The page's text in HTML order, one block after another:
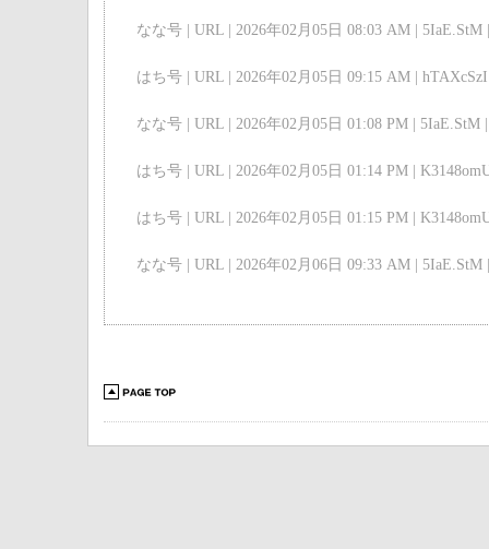
なな号 | URL | 2026年02月05日 08:03 AM | 5IaE.StM |
はち号 | URL | 2026年02月05日 09:15 AM |
なな号 | URL | 2026年02月05日 01:08 PM | 5IaE.StM |
はち号 | URL | 2026年02月05日 01:14 PM |
はち号 | URL | 2026年02月05日 01:15 PM |
なな号 | URL | 2026年02月06日 09:33 AM | 5IaE.StM |